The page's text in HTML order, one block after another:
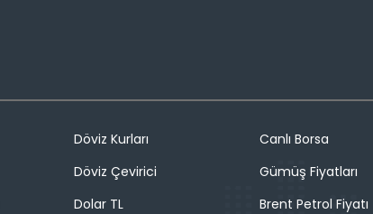
Döviz Kurları
Döviz Çevirici
Dolar TL
Canlı Borsa
Gümüş Fiyatları
Brent Petrol Fiyatı